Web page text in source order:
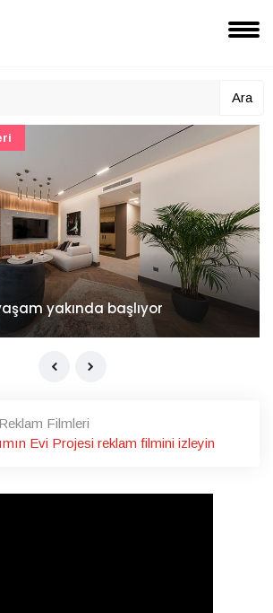
Ara
yakında başlıyor
Reklam Filmleri
Evi Projesi reklam filmini izleyin